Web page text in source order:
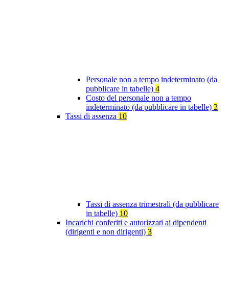
Personale non a tempo indeterminato (da
pubblicare in tabelle) 4
Costo del personale non a tempo
indeterminato (da pubblicare in tabelle) 2
Tassi di assenza 10
Tassi di assenza trimestrali (da pubblicare
in tabelle) 10
Incarichi conferiti e autorizzati ai dipendenti
(dirigenti e non dirigenti) 3